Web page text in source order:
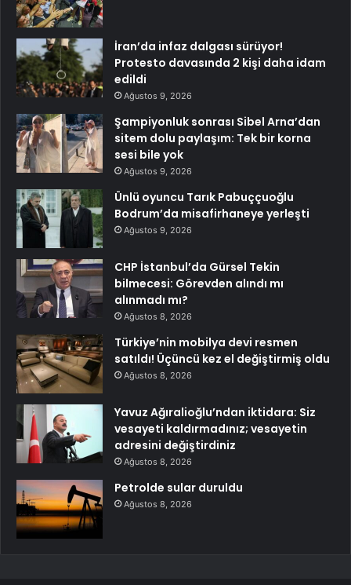
İran’da infaz dalgası sürüyor!
Protesto davasında 2 kişi daha idam
edildi
Ağustos 9, 2026
Şampiyonluk sonrası Sibel Arna’dan
sitem dolu paylaşım: Tek bir korna
sesi bile yok
Ağustos 9, 2026
Ünlü oyuncu Tarık Pabuççuoğlu
Bodrum’da misafirhaneye yerleşti
Ağustos 9, 2026
CHP İstanbul’da Gürsel Tekin
bilmecesi: Görevden alındı mı
alınmadı mı?
Ağustos 8, 2026
Türkiye’nin mobilya devi resmen
satıldı! Üçüncü kez el değiştirmiş oldu
Ağustos 8, 2026
Yavuz Ağıralioğlu’ndan iktidara: Siz
vesayeti kaldırmadınız; vesayetin
adresini değiştirdiniz
Ağustos 8, 2026
Petrolde sular duruldu
Ağustos 8, 2026